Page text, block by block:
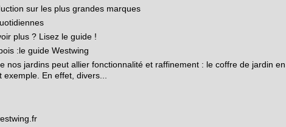
sur les plus grandes marques
plus ? Lisez le guide !
:le guide Westwing
nos jardins peut allier fonctionnalité et raffinement : le coffre de jardin en
En effet, divers...